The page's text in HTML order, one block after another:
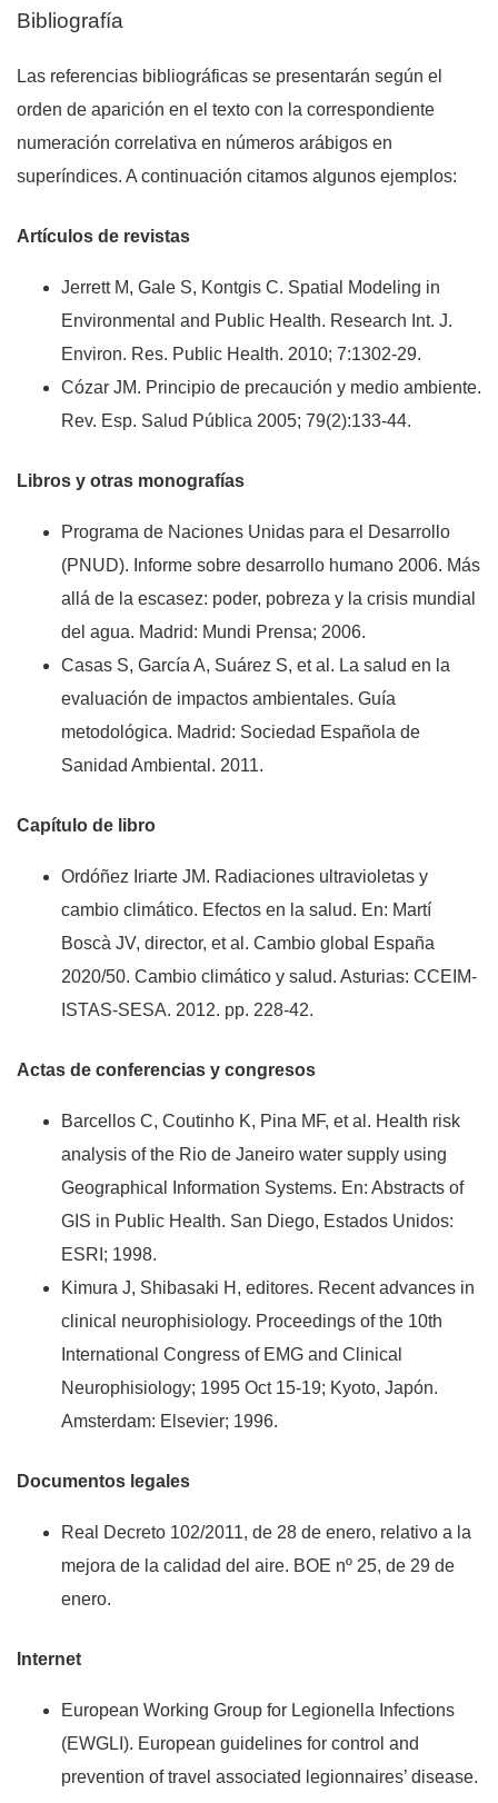
Bibliografía
Las referencias bibliográficas se presentarán según el
orden de aparición en el texto con la correspondiente
numeración correlativa en números arábigos en
superíndices. A continuación citamos algunos ejemplos:
Artículos de revistas
Jerrett M, Gale S, Kontgis C. Spatial Modeling in
Environmental and Public Health. Research Int. J.
Environ. Res. Public Health. 2010; 7:1302-29.
Cózar JM. Principio de precaución y medio ambiente.
Rev. Esp. Salud Pública 2005; 79(2):133-44.
Libros y otras monografías
Programa de Naciones Unidas para el Desarrollo
(PNUD). Informe sobre desarrollo humano 2006. Más
allá de la escasez: poder, pobreza y la crisis mundial
del agua. Madrid: Mundi Prensa; 2006.
Casas S, García A, Suárez S, et al. La salud en la
evaluación de impactos ambientales. Guía
metodológica. Madrid: Sociedad Española de
Sanidad Ambiental. 2011.
Capítulo de libro
Ordóñez Iriarte JM. Radiaciones ultravioletas y
cambio climático. Efectos en la salud. En: Martí
Boscà JV, director, et al. Cambio global España
2020/50. Cambio climático y salud. Asturias: CCEIM-
ISTAS-SESA. 2012. pp. 228-42.
Actas de conferencias y congresos
Barcellos C, Coutinho K, Pina MF, et al. Health risk
analysis of the Rio de Janeiro water supply using
Geographical Information Systems. En: Abstracts of
GIS in Public Health. San Diego, Estados Unidos:
ESRI; 1998.
Kimura J, Shibasaki H, editores. Recent advances in
clinical neurophisiology. Proceedings of the 10th
International Congress of EMG and Clinical
Neurophisiology; 1995 Oct 15-19; Kyoto, Japón.
Amsterdam: Elsevier; 1996.
Documentos legales
Real Decreto 102/2011, de 28 de enero, relativo a la
mejora de la calidad del aire. BOE nº 25, de 29 de
enero.
Internet
European Working Group for Legionella Infections
(EWGLI). European guidelines for control and
prevention of travel associated legionnaires’ disease.